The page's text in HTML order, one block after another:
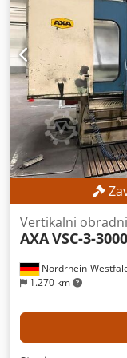
Nordrhein-
1.270 km
Vertikalni
AXAVSC-3-